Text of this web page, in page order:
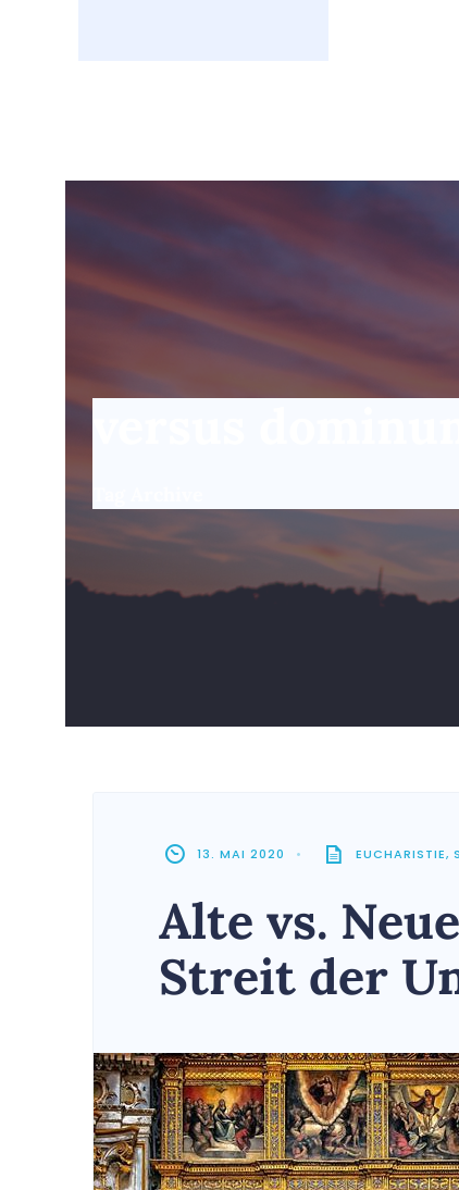
13. MAI 2020 • EUCHARISTIE,
Alte vs.
Streit der